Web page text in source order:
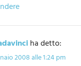
ha detto:
2008 alle 1:24 pm